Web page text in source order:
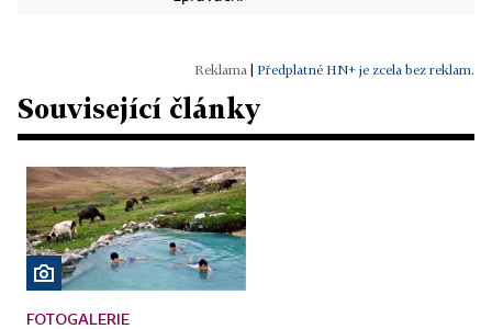
Předplatné HN+ je zcela bez reklam.
Související články
FOTOGALERIE